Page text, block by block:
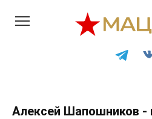
Алексей Шапошников -